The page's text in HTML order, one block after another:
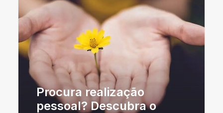
Procura realização
pessoal? Descubra o